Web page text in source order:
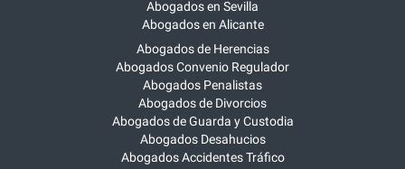
Abogados en Sevilla
Abogados en Alicante
Abogados de Herencias
Abogados Convenio Regulador
Abogados Penalistas
Abogados de Divorcios
Abogados de Guarda y Custodia
Abogados Desahucios
Abogados Accidentes Tráfico